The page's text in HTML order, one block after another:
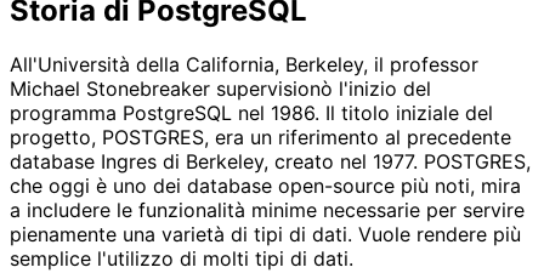
Storia di PostgreSQL
All'Università della California, Berkeley, il professor
Michael Stonebreaker supervisionò l'inizio del
programma PostgreSQL nel 1986. Il titolo iniziale del
progetto, POSTGRES, era un riferimento al precedente
database Ingres di Berkeley, creato nel 1977. POSTGRES,
che oggi è uno dei database open-source più noti, mira
a includere le funzionalità minime necessarie per servire
pienamente una varietà di tipi di dati. Vuole rendere più
semplice l'utilizzo di molti tipi di dati.